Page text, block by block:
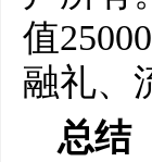
值
融礼、
总结